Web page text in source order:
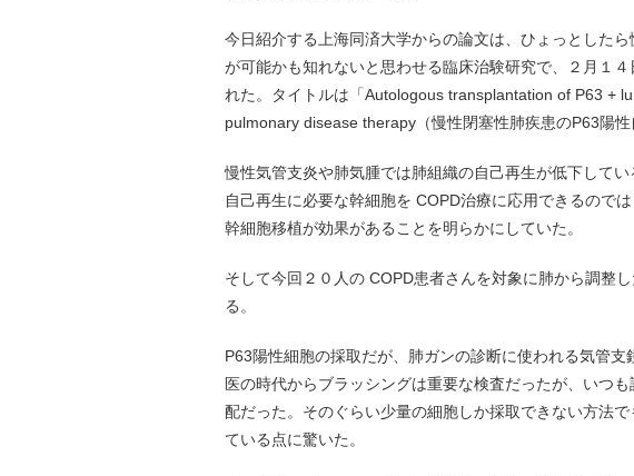
今日紹介する上海同済大学からの論文は、ひょっとした
が可能かも知れないと思わせる臨床治験研究で、２月１
れた。タイトルは「Autologous transplantation of P63 +
pulmonary disease therapy（慢性閉塞性肺疾患のP63陽性
慢性気管支炎や肺気腫では肺組織の自己再生が低下して
自己再生に必要な幹細胞を COPD治療に応用できるので
幹細胞移植が効果があることを明らかにしていた。
そして今回２０人の COPD患者さんを対象に肺から調整
る。
P63陽性細胞の採取だが、肺ガンの診断に使われる気管
医の時代からブラッシングは重要な検査だったが、いつ
配だった。そのぐらい少量の細胞しか採取できない方法
ている点に驚いた。